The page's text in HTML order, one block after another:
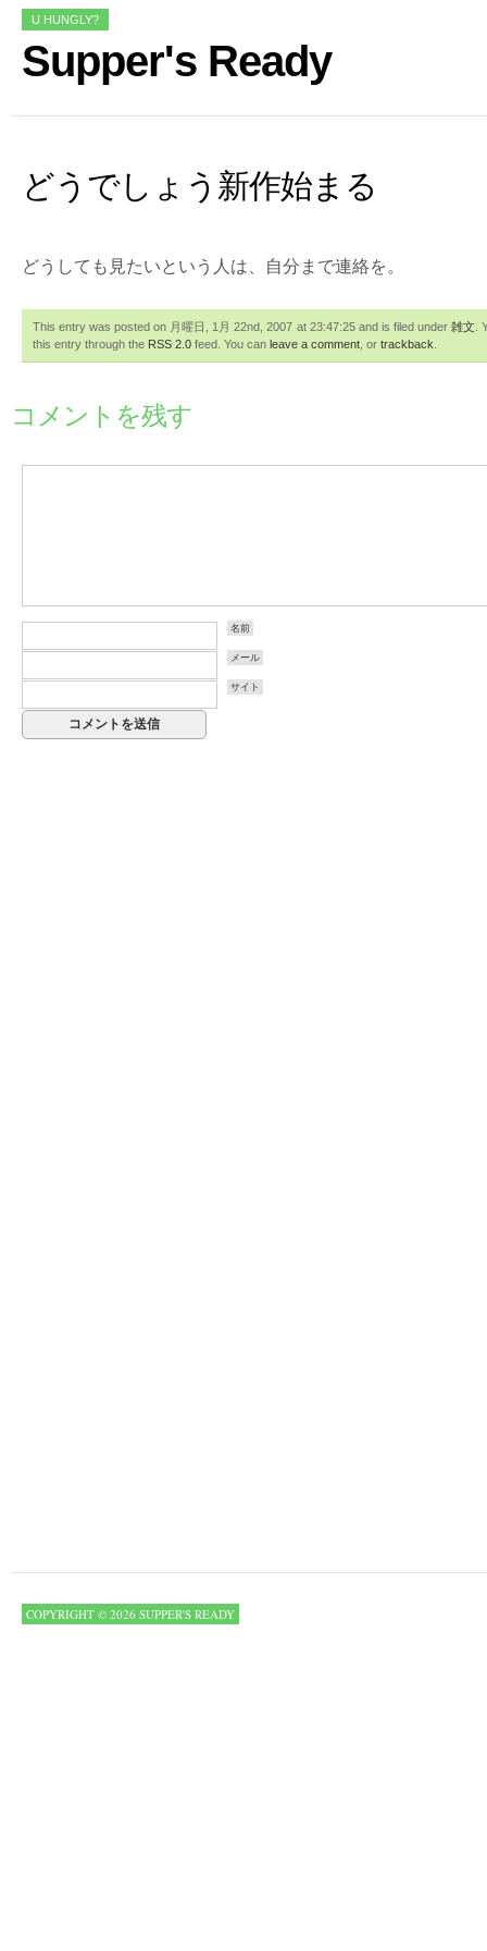
U HUNGLY?
Supper's Ready
どうでしょう新作始まる
どうしても見たいという人は、自分まで連絡を。
This entry was posted on 月曜日, 1月 22nd, 2007 at 23:47:25 and is filed under 雑文 .
this entry through the RSS 2.0 feed. You can leave a comment , or trackback
コメントを残す
名前
メール
サイト
COPYRIGHT © 2026 SUPPER'S READY